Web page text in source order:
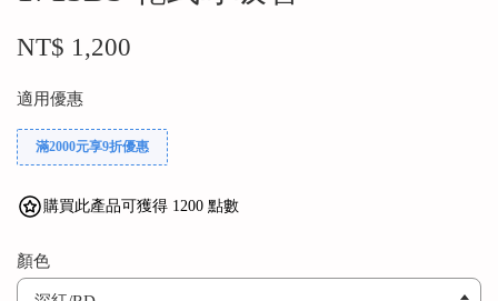
NT$ 1,200
適用優惠
滿2000元享9折優惠
購買此產品可獲得 1200 點數
顏色